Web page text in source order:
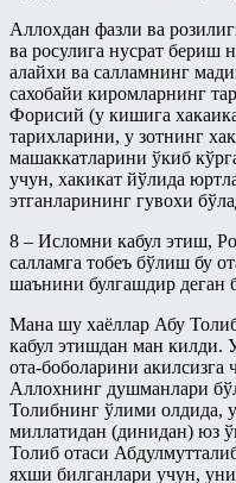
Аллохдан фазли ва
ва росулига нусрат бериш
алайхи ва салламнинг
сахобайи киромларнинг
Форисий (у кишига
тарихларини, у зотнинг
машаккатларини ўкиб
учун, хакикат йўлида
этганларининг гувохи
8 – Исломни кабул этиш,
салламга тобеъ бўлиш бу
шаънини булгашдир деган
Мана шу хаёллар Абу
кабул этишдан ман килди.
ота-боболарини
Аллохнинг душманлари
Толибнинг ўлими олдида,
миллатидан (динидан) юз
Толиб отаси
яхши билганлари учун,